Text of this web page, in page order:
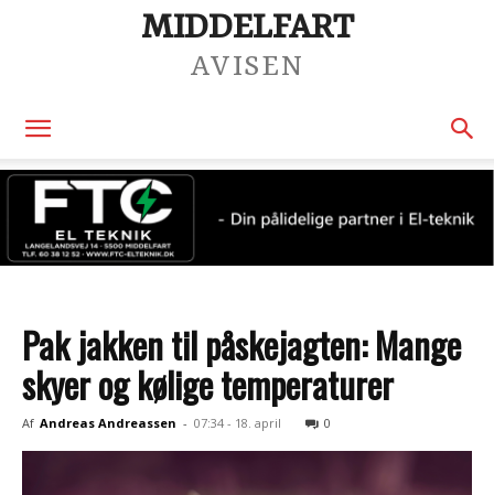
MIDDELFART
AVISEN
Pak jakken til påskejagten: Mange
skyer og kølige temperaturer
Af Andreas Andreassen - 07:34 - 18. april 0